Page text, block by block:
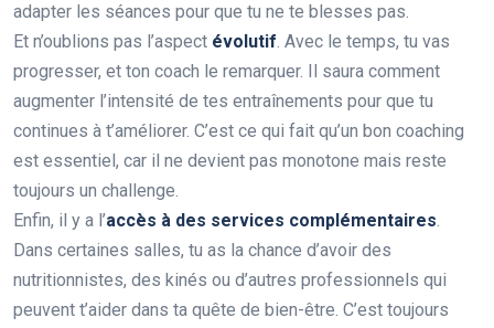
adapter les séances pour que tu ne te blesses pas.
Et n’oublions pas l’aspect évolutif. Avec le temps, tu vas
progresser, et ton coach le remarquer. Il saura comment
augmenter l’intensité de tes entraînements pour que tu
continues à t’améliorer. C’est ce qui fait qu’un bon coaching
est essentiel, car il ne devient pas monotone mais reste
toujours un challenge.
Enfin, il y a l’accès à des services complémentaires.
Dans certaines salles, tu as la chance d’avoir des
nutritionnistes, des kinés ou d’autres professionnels qui
peuvent t’aider dans ta quête de bien-être. C’est toujours